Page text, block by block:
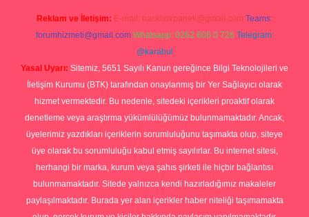
Reklam ve İletişim: E-mail: backlinkpaneli@gmail.com Teams:
forumhizmeti@gmail.com Whatsapp: 0262 606 0 726 Telegram:
@karabul
Yasal Uyarı: Sitemiz, 5651 Sayılı Kanun gereğince Bilgi Teknolojileri ve
İletişim Kurumu (BTK) tarafından onaylanmış bir Yer Sağlayıcı olarak
hizmet vermektedir. Bu nedenle, sitedeki içerikleri proaktif olarak
denetleme veya araştırma yükümlülüğümüz bulunmamaktadır. Ancak,
üyelerimiz yazdıkları içeriklerin sorumluluğunu taşımakta olup, siteye
üye olarak bu sorumluluğu kabul etmiş sayılırlar. Bu internet sitesi,
herhangi bir marka, kurum veya şahıs şirketi ile hiçbir bağlantısı
bulunmamaktadır. Sitede yalnızca kendi hazırladığımız makaleler
paylaşılmaktadır. Burada yer alan içerikler haber niteliği taşımamakta